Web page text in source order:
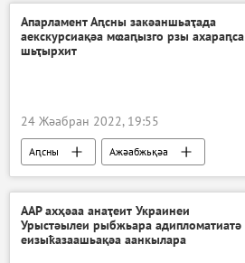
Апарламент Аԥсны закәаншьаҭада
аекскурсиақәа мҩаԥызго рзы ахараԥса
шьҭырхит
24 Жәабран 2022, 19:55
Аԥсны Ажәабжьқәа
ААР ахҳәаа анаҭеит Украинеи
Урыстәылеи рыбжьара адипломатиатә
еизыҟазаашьақәа аанкылара